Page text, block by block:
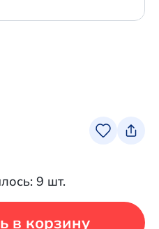
91-85
09-76
9 шт.
в корзину